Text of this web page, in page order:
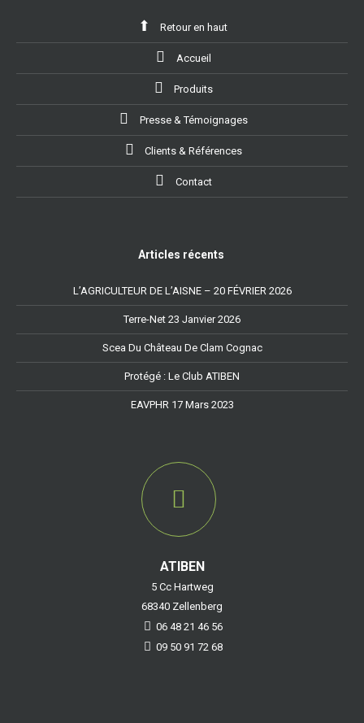
Retour en haut
Accueil
Produits
Presse & Témoignages
Clients & Références
Contact
Articles récents
L’AGRICULTEUR DE L’AISNE – 20 FÉVRIER 2026
Terre-Net 23 Janvier 2026
Scea Du Château De Clam Cognac
Protégé : Le Club ATIBEN
EAVPHR 17 Mars 2023
ATIBEN
5 Cc Hartweg
68340 Zellenberg
06 48 21 46 56
09 50 91 72 68